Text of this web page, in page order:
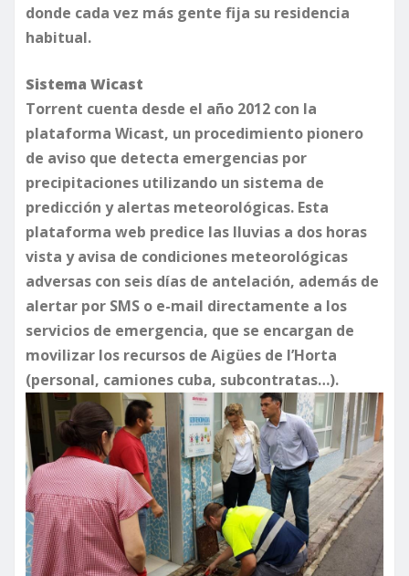
donde cada vez más gente fija su residencia
habitual.
Sistema Wicast
Torrent cuenta desde el año 2012 con la
plataforma Wicast, un procedimiento pionero
de aviso que detecta emergencias por
precipitaciones utilizando un sistema de
predicción y alertas meteorológicas. Esta
plataforma web predice las lluvias a dos horas
vista y avisa de condiciones meteorológicas
adversas con seis días de antelación, además de
alertar por SMS o e-mail directamente a los
servicios de emergencia, que se encargan de
movilizar los recursos de Aigües de l’Horta
(personal, camiones cuba, subcontratas…).